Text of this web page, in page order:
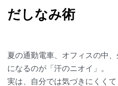
だしなみ術
夏の通勤電車、オフィスの中
になるのが「汗のニオイ」。
実は、自分では気づきにくく